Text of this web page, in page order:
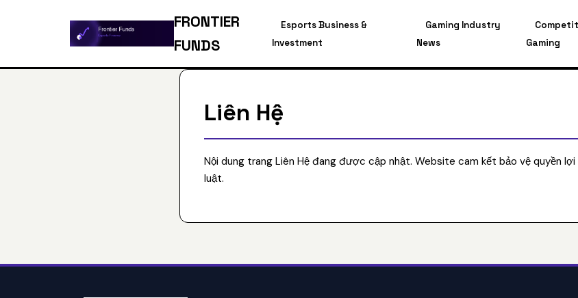
FRONTIER
FUNDS
Esports Business &
Investment
Gaming Industry
News
Gaming
Liên Hệ
Nội dung trang Liên Hệ đang được cập nhật. Website cam kết bảo vệ quyền
luật.